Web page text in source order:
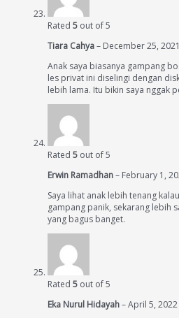
Rated 5 out of 5
Tiara Cahya– December 25, 2021
Anak saya biasanya gampang
les privat ini diselingi dengan
lebih lama. Itu bikin saya nggak
Rated 5 out of 5
Erwin Ramadhan– February 1,
Saya lihat anak lebih tenang
gampang panik, sekarang lebih
yang bagus banget.
Rated 5 out of 5
Eka Nurul Hidayah–April 5, 2022